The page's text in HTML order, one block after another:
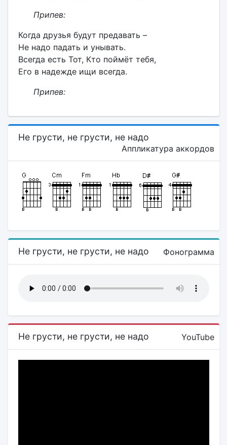
Припев:
Когда друзья будут предавать –
Не надо падать и унывать.
Всегда есть Тот, Кто поймёт тебя,
Его в надежде ищи всегда.
Припев:
Не грусти, не грусти, не надо
Аппликатура аккордов
Не грусти, не грусти, не надо Фонограмма
Не грусти, не грусти, не надо YouTube